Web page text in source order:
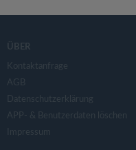
ÜBER
Kontaktanfrage
AGB
Datenschutzerklärung
APP- & Benutzerdaten löschen
Impressum